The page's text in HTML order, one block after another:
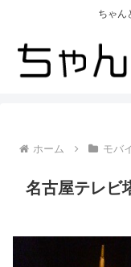
ちゃん
ホーム モバ
名古屋テレビ